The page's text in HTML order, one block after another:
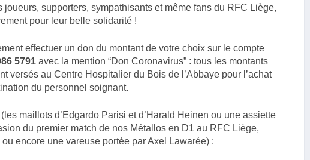
supporters, sympathisants et même fans du RFC Liège,
pour leur belle solidarité !
effectuer un don du montant de votre choix sur le compte
5791avec la mention “Don Coronavirus” : tous les montants
versés au Centre Hospitalier du Bois de l’Abbaye pour l’achat
du personnel soignant.
maillots d’Edgardo Parisi et d’Harald Heinen ou une assiette
du premier match de nos Métallos en D1 au RFC Liège,
encore une vareuse portée par Axel Lawarée) :